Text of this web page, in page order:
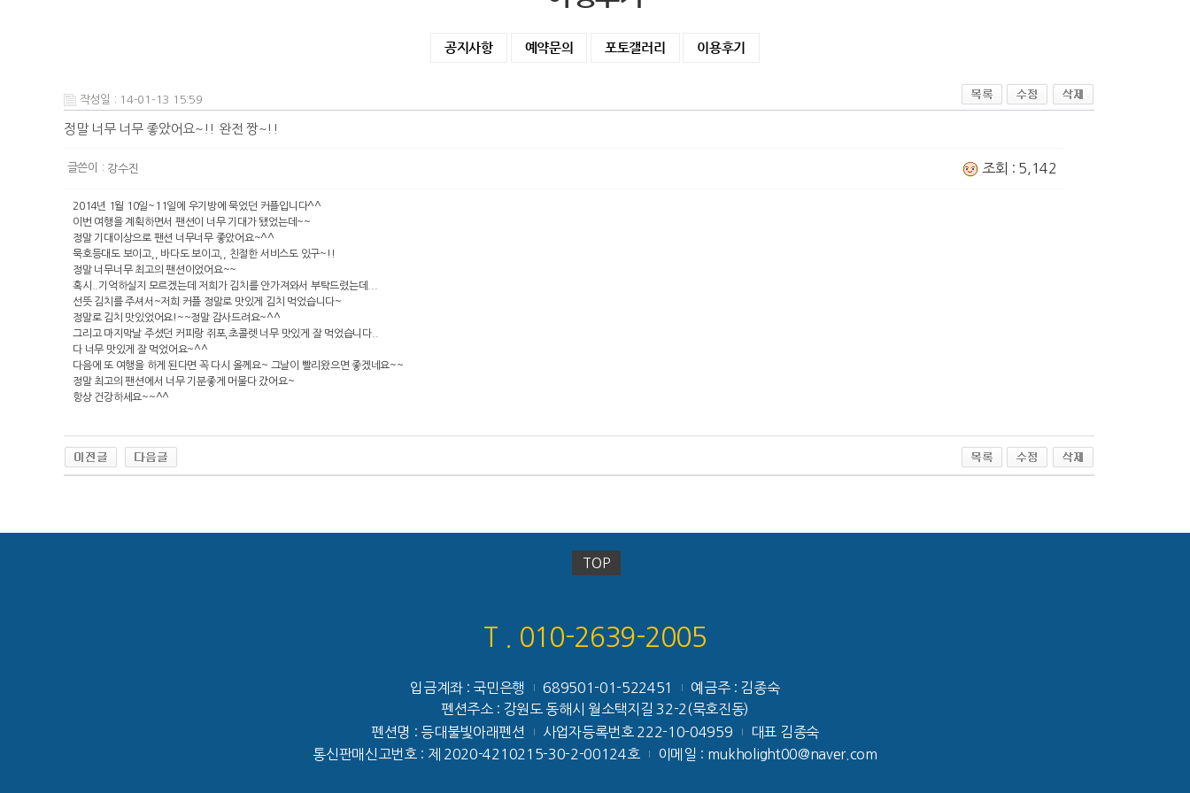
공지사항 예약문의 포토갤러리 이용후기
작성일 : 14-01-13 15:59
정말 너무 너무 좋았어요~!! 완전 짱~!!
글쓴이 : 강수진 조회 : 5,142
2014년 1월 10일~11일에 우기방에 묵었던 커플입니다^^
이번 여행을 계획하면서 팬션이 너무 기대가 됐었는데~~
정말 기대이상으로 팬션 너무너무 좋았어요~^^
묵호등대도 보이고,, 바다도 보이고,, 친절한 서비스도 있구~!!
정말 너무너무 최고의 팬션이었어요~~
혹시..기억하실지 모르겠는데 저희가 김치를 안가져와서 부탁드렸는데...
선뜻 김치를 주셔서~저희 커플 정말로 맛있게 김치 먹었습니다~
정말로 김치 맛있었어요!~~정말 감사드려요~^^
그리고 마지막날 주셨던 커피랑 쥐포,초콜렛 너무 맛있게 잘 먹었습니다..
다 너무 맛있게 잘 먹었어요~^^
다음에 또 여행을 하게 된다면 꼭 다시 올께요~ 그날이 빨리왔으면 좋겠네요~~
정말 최고의 팬션에서 너무 기분좋게 머물다 갔어요~
항상 건강하세요~~^^
TOP
T . 010-2639-2005
입금계좌 : 국민은행 689501-01-522451
예금주 : 김종숙
펜션주소 : 강원도 동해시 월소택지길 32-2(묵호진동)
펜션명 : 등대불빛아래펜션
사업자등록번호 222-10-04959
대표 김종숙
통신판매신고번호 : 제 2020-4210215-30-2-00124호
이메일 : mukholight00@naver.com